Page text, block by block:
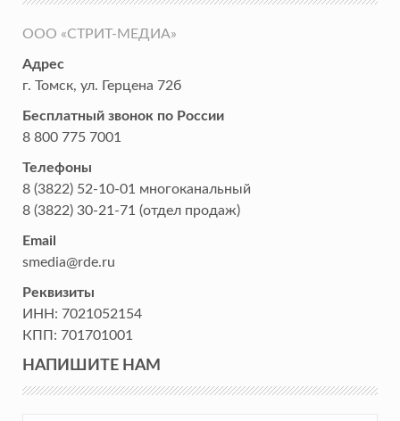
ООО «СТРИТ-МЕДИА»
Адрес
г. Томск, ул. Герцена 72б
Бесплатный звонок по России
8 800 775 7001
Телефоны
8 (3822) 52-10-01 многоканальный
8 (3822) 30-21-71 (отдел продаж)
Email
smedia@rde.ru
Реквизиты
ИНН: 7021052154
КПП: 701701001
НАПИШИТЕ НАМ